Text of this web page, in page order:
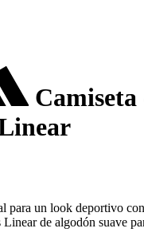
para un look deportivo
Linear de algodón suave